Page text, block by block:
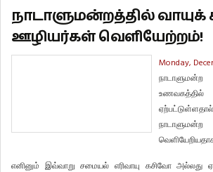
நாடாளுமன்றத்தில் வாயுக்
ஊழியர்கள் வெளியேற்றம்!
Monday,
நாடாளுமன்ற
உணவகத்தில்
நாடாளுமன்ற
எனினும் இவ்வாறு சமையல் எரிவாயு கசிவோ அல்லது